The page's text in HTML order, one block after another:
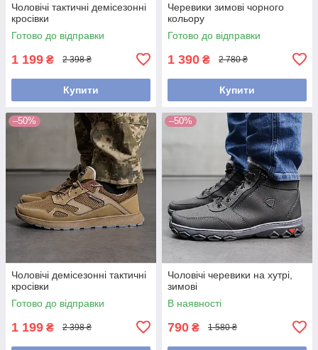
Чоловічі тактичні демісезонні
кросівки
Готово до відправки
1 199 ₴ 2 398 ₴
Купити
Черевики зимові чорного
кольору
Готово до відправки
1 390 ₴ 2 780 ₴
Купити
–50%
Чоловічі демісезонні тактичні
кросівки
Готово до відправки
1 199 ₴ 2 398 ₴
–50%
Чоловічі черевики на хутрі,
зимові
В наявності
790 ₴ 1 580 ₴